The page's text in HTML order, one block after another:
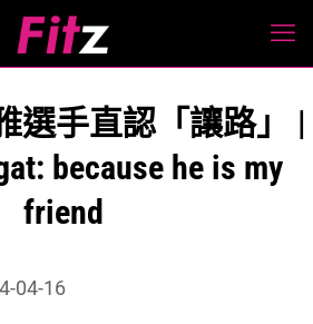
選手直認「讓路」 |
because he is my
friend
04-16